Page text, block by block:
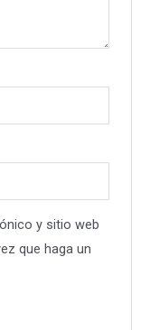
y sitio web
que haga un